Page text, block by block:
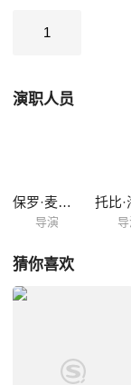
不知第二季的贝克街
1
演职人员
保罗·麦奎根
导演
猜你喜欢